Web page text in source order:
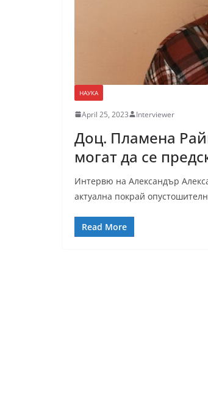
НАУКА
April 25, 2023 Interviewer
Доц. Пламена
могат да се
Интервю на Александър
актуална покрай
Read More